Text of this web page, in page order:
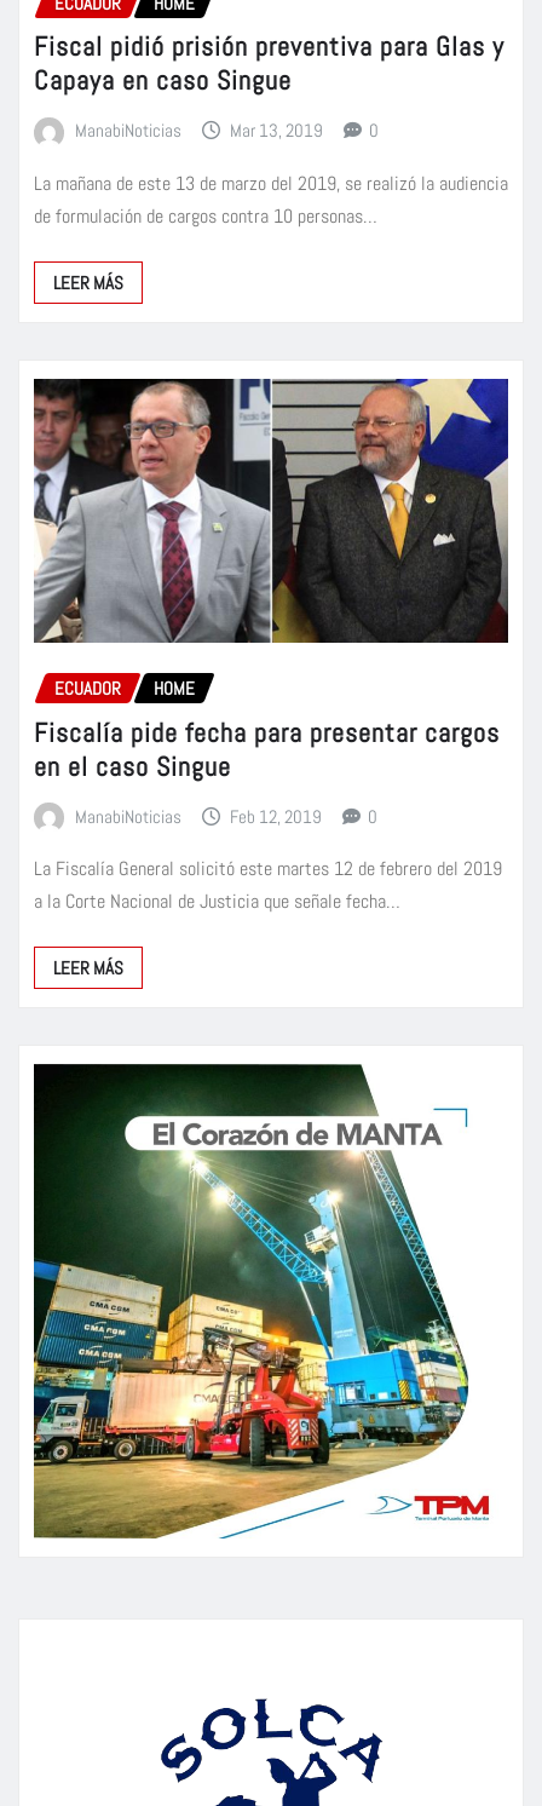
Fiscal pidió prisión preventiva para Glas y
Capaya en caso Singue
ManabiNoticias Mar 13, 2019 0
La mañana de este 13 de marzo del 2019, se realizó la audiencia
de formulación de cargos contra 10 personas…
LEER MÁS
ECUADOR HOME
Fiscalía pide fecha para presentar cargos
en el caso Singue
ManabiNoticias Feb 12, 2019 0
La Fiscalía General solicitó este martes 12 de febrero del 2019
a la Corte Nacional de Justicia que señale fecha…
LEER MÁS